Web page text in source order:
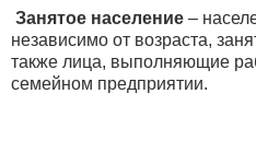
Занятое население –
независимо от возраста,
также лица, выполняющие
семейном предприятии.